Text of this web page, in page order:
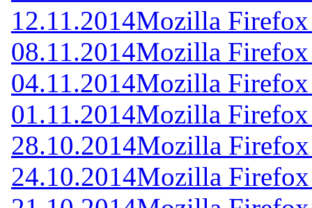
12.11.2014Mozilla
08.11.2014Mozilla
04.11.2014Mozilla
01.11.2014Mozilla
28.10.2014Mozilla
24.10.2014Mozilla